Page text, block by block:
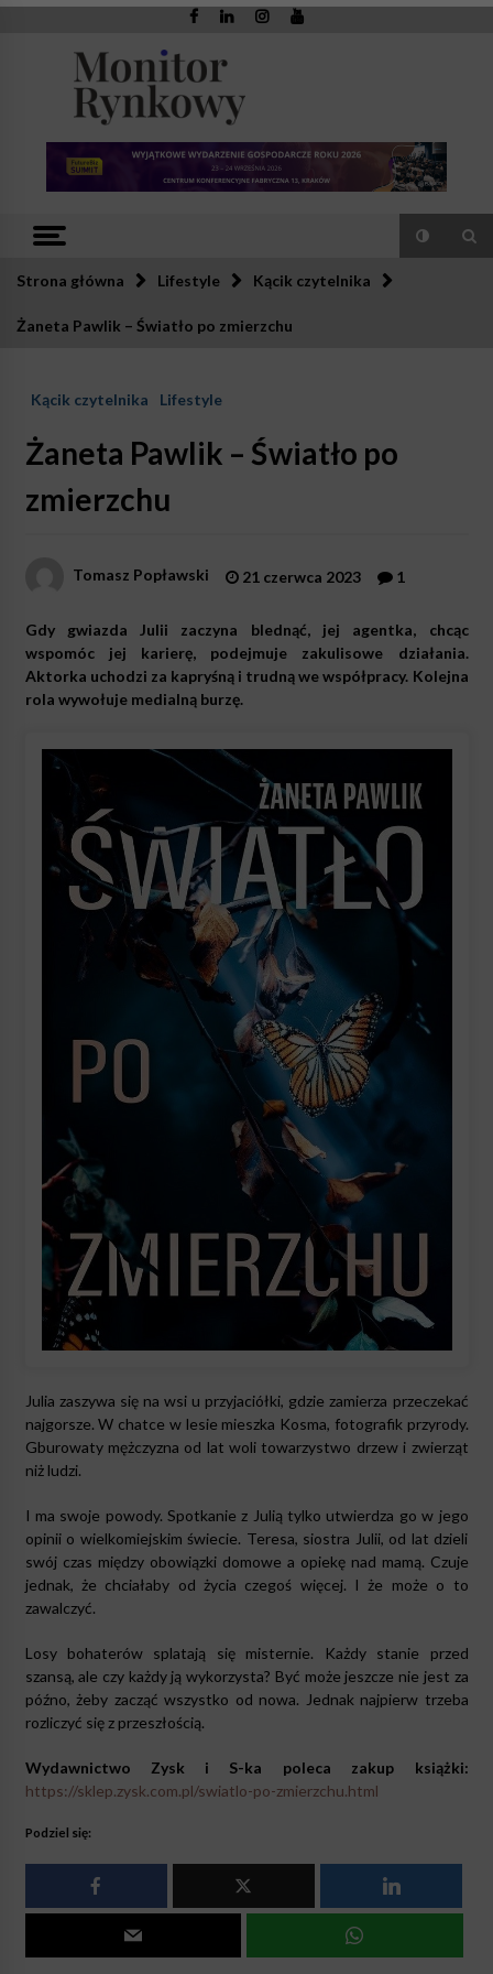
Skip
Monitor
Rynkowy
Strona główna Lifestyle Kącik czytelnika
Żaneta Pawlik – Światło po zmierzchu
Kącik czytelnika Lifestyle
Żaneta Pawlik – Światło po
zmierzchu
Tomasz Popławski 21 czerwca 2023 1
Gdy gwiazda Julii zaczyna blednąć, jej agentka, chcąc
wspomóc jej karierę, podejmuje zakulisowe działania.
Aktorka uchodzi za kapryśną i trudną we współpracy. Kolejna
rola wywołuje medialną burzę.
Julia zaszywa się na wsi u przyjaciółki, gdzie zamierza przeczekać
najgorsze. W chatce w lesie mieszka Kosma, fotografik przyrody.
Gburowaty mężczyzna od lat woli towarzystwo drzew i zwierząt
niż ludzi.
I ma swoje powody. Spotkanie z Julią tylko utwierdza go w jego
opinii o wielkomiejskim świecie. Teresa, siostra Julii, od lat dzieli
swój czas między obowiązki domowe a opiekę nad mamą. Czuje
jednak, że chciałaby od życia czegoś więcej. I że może o to
zawalczyć.
Losy bohaterów splatają się misternie. Każdy stanie przed
szansą, ale czy każdy ją wykorzysta? Być może jeszcze nie jest za
późno, żeby zacząć wszystko od nowa. Jednak najpierw trzeba
rozliczyć się z przeszłością.
Wydawnictwo Zysk i S-ka poleca zakup książki:
https://sklep.zysk.com.pl/swiatlo-po-zmierzchu.html
Podziel się: